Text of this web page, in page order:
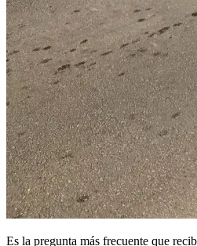
Es la pregunta más frecuente que